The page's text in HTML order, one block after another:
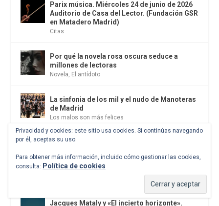
Parix música. Miércoles 24 de junio de 2026
Auditorio de Casa del Lector. (Fundación GSR
en Matadero Madrid)
Citas
Por qué la novela rosa oscura seduce a
millones de lectoras
Novela, El antídoto
La sinfonia de los mil y el nudo de Manoteras
de Madrid
Los malos son más felices
Presentación del libro: «Terrorismo
GRAPO» de Lorenzo Castro Moral. Jueves, 18
de junio. Librería Sin Tarima. Madrid
Jacques Mataly y «El incierto horizonte».
Privacidad y cookies: este sitio usa cookies. Si continúas navegando
por él, aceptas su uso.
Para obtener más información, incluido cómo gestionar las cookies,
consulta: Política de cookies